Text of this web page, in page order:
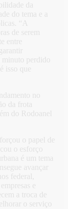
da
do tema e a
“A
de serem
entre
minuto perdido
isso que
no
da frota
do Rodoanel
o papel de
o esforço
é um tema
avançar
federal,
e
a troca de
o serviço